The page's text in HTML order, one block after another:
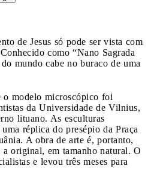
de Jesus só pode ser vista com
Conhecido como “Nano Sagrada
mundo cabe no buraco de uma
o modelo microscópico foi
da Universidade de Vilnius,
lituano. As esculturas
réplica do presépio da Praça
A obra de arte é, portanto,
original, em tamanho natural. O
e levou três meses para